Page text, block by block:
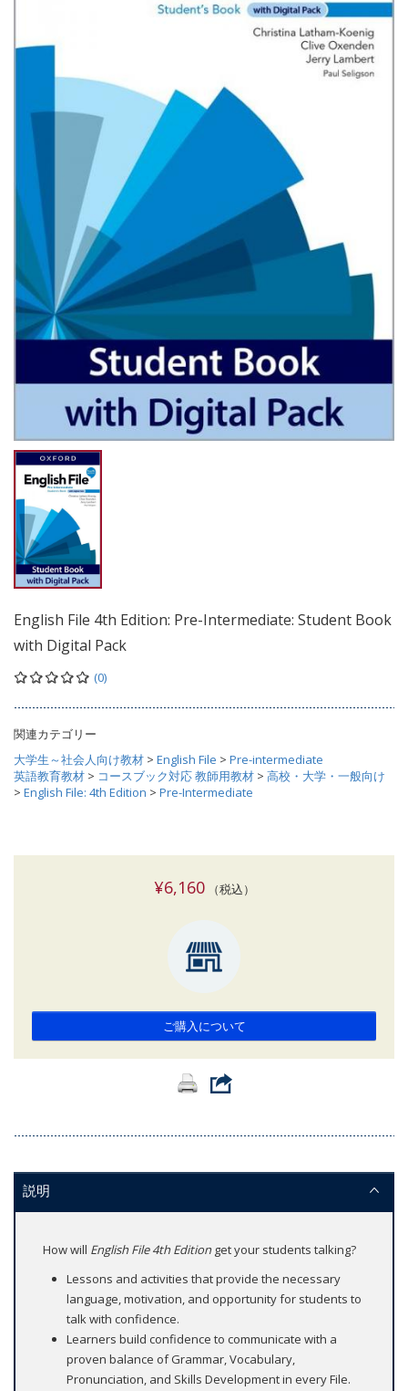
English File 4th Edition: Pre-Intermediate: Student Book
with Digital Pack
(0)
関連カテゴリー
大学生～社会人向け教材 > English File > Pre-intermediate
英語教育教材 > コースブック対応 教師用教材 > 高校・大学・一般向け
> English File: 4th Edition > Pre-Intermediate
¥6,160（税込）
ご購入について
説明
How will English File 4th Editionget your students talking?
Lessons and activities that provide the necessary
language, motivation, and opportunity for students to
talk with confidence.
Learners build confidence to communicate with a
proven balance of Grammar, Vocabulary,
Pronunciation, and Skills Development in every File.